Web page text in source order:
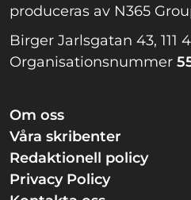
produceras av N365
Birger Jarlsgatan 43, 111
Organisationsnummer
Om oss
Våra skribenter
Redaktionell policy
Privacy Policy